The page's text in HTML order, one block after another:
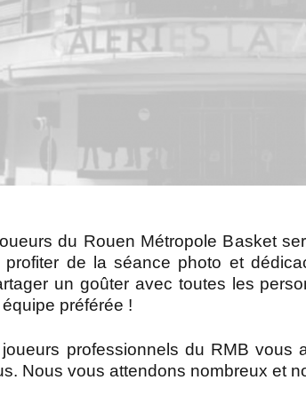
du Rouen Métropole Basket
de la séance photo et
un goûter avec toutes les
préférée !
professionnels du RMB vous
Nous vous attendons nombreux et